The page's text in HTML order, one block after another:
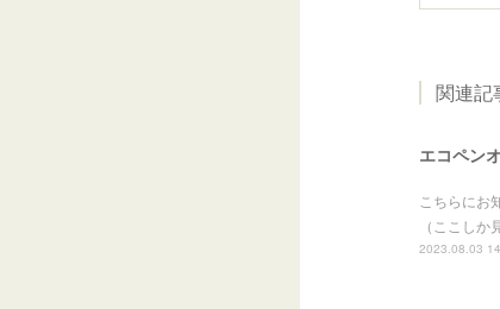
関連記
エコペン
こちらにお
（ここし
2023.08.03